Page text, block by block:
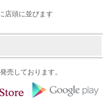
店頭に並びます
売しております。